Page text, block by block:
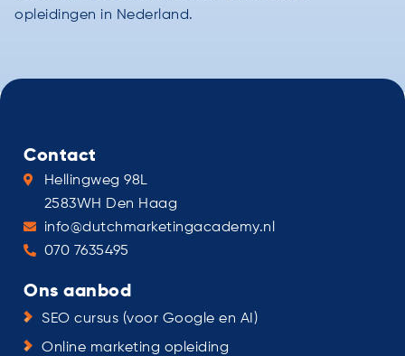
opleidingen in Nederland.
Contact
Hellingweg 98L
2583WH Den Haag
info@dutchmarketingacademy.nl
070 7635495
Ons aanbod
SEO cursus (voor Google en AI)
Online marketing opleiding